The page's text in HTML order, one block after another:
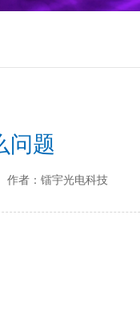
问题
作者：镭宇光电科技